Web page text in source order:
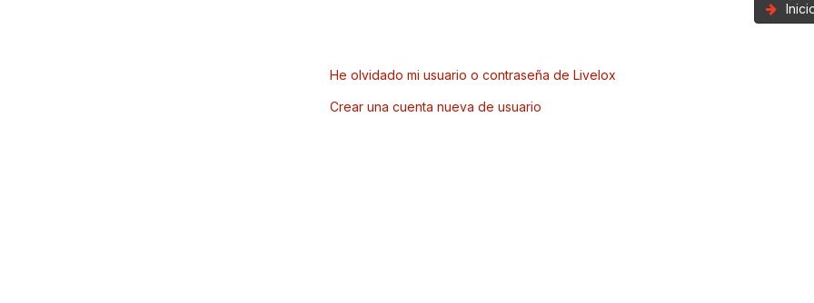
He olvidado mi usuario o contraseña de Livelox
Crear una cuenta nueva de usuario